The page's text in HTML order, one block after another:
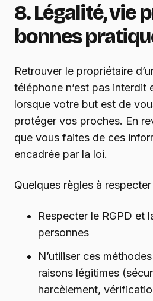
8. Légalité, vie
bonnes
Retrouver le propriétaire
téléphone n’est pas interdit
lorsque votre but est de
protéger vos proches. En
que vous faites de ces
encadrée par la loi.
Quelques règles à respecter
Respecter le RGPD et
personnes
N’utiliser ces
raisons légitimes
harcèlement,